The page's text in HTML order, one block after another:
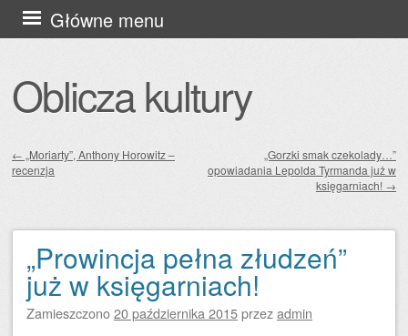
Oblicza kultury
Główne menu
Przejdź
do
Zobacz wpisy
← „Moriarty”, Anthony Horowitz –
recenzja
„Gorzki smak czekolady…”
opowiadania Lepolda Tyrmanda już w
księgarniach! →
„Prowincja pełna złudzeń”
już w księgarniach!
Zamieszczono20 października 2015przezadmin